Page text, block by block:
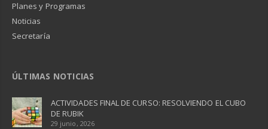
Planes y Programas
Noticias
Secretaría
ÚLTIMAS NOTICIAS
ACTIVIDADES FINAL DE CURSO: RESOLVIENDO EL CUBO
DE RUBIK
29 junio, 2026